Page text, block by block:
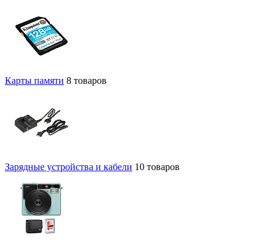
Карты памяти 8 товаров
Зарядные устройства и кабели 10 товаров